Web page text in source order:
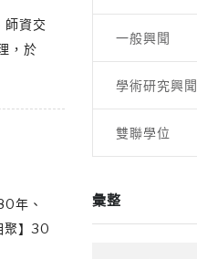
師資交
，於
年、
聚】30
一般興聞
學術研究興聞
雙聯學位
彙整